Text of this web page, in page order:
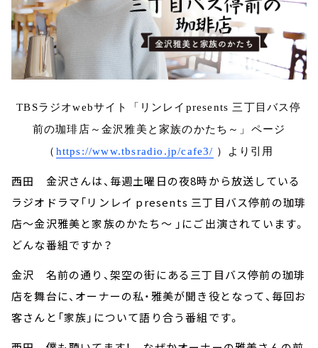
TBSラジオwebサイト「リンレイpresents 三丁目バス停
前の珈琲店～金沢雅美と家族のかたち～」ページ
（ https://www.tbsradio.jp/cafe3/ ）より引用
西田 金沢さんは、毎週土曜日の夜8時から放送している
ラジオドラマ「リンレイ presents 三丁目バス停前の珈琲
店～金沢雅美と家族のかたち～ 」にご出演されています。
どんな番組ですか？
金沢 名前の通り、架空の街にある三丁目バス停前の珈琲
店を舞台に、オーナーの私・雅美が聞き役となって、毎回お
客さんと「家族」について語り合う番組です。